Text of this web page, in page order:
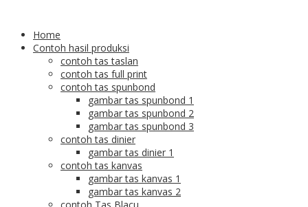
Home
Contoh hasil produksi
contoh tas taslan
contoh tas full print
contoh tas spunbond
gambar tas spunbond 1
gambar tas spunbond 2
gambar tas spunbond 3
contoh tas dinier
gambar tas dinier 1
contoh tas kanvas
gambar tas kanvas 1
gambar tas kanvas 2